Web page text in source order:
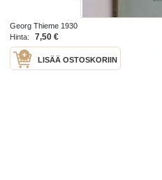
Georg Thieme 1930
Hinta:
7,50 €
LISÄÄ OSTOSKORIIN